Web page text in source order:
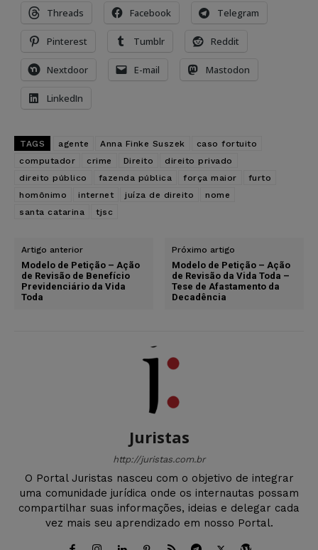
Threads Facebook Telegram
Pinterest Tumblr Reddit
Nextdoor E-mail Mastodon
LinkedIn
TAGS agente Anna Finke Suszek
caso fortuito
computador
crime Direito
direito privado
direito público
fazenda pública força maior
furto
homônimo
internet juíza de direito
nome
santa catarina
tjsc
Artigo anterior
Modelo de Petição – Ação
de Revisão de Benefício
Previdenciário da Vida
Toda
Próximo artigo
Modelo de Petição – Ação
de Revisão da Vida Toda –
Tese de Afastamento da
Decadência
Juristas
http://juristas.com.br
O Portal Juristas nasceu com o objetivo de integrar
uma comunidade jurídica onde os internautas possam
compartilhar suas informações, ideias e delegar cada
vez mais seu aprendizado em nosso Portal.